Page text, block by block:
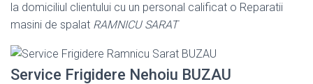
la domiciliul clientului cu un personal calificat o Reparatii
masini de spalat RAMNICU SARAT
Service Frigidere Nehoiu BUZAU